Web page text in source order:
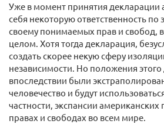
Уже в момент принятия
себя некоторую ответственность
своему понимаемых прав и свобод,
целом. Хотя тогда декларация,
создать скорее некую сферу
независимости. Но положения этого
впоследствии были
человечество и будут
частности, экспансии американских
правах и свободах во всем мире.